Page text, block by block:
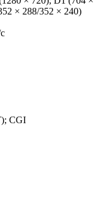
× 288/352 × 240)
CGI